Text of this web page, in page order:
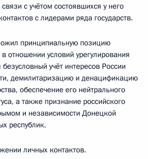
с учётом состоявшихся у него
с лидерами ряда государств.
принципиальную позицию
отношении условий урегулирования
учёт интересов России
демилитаризацию и денацификацию
обеспечение его нейтрального
а также признание российского
и независимости Донецкой
республик.
личных контактов.